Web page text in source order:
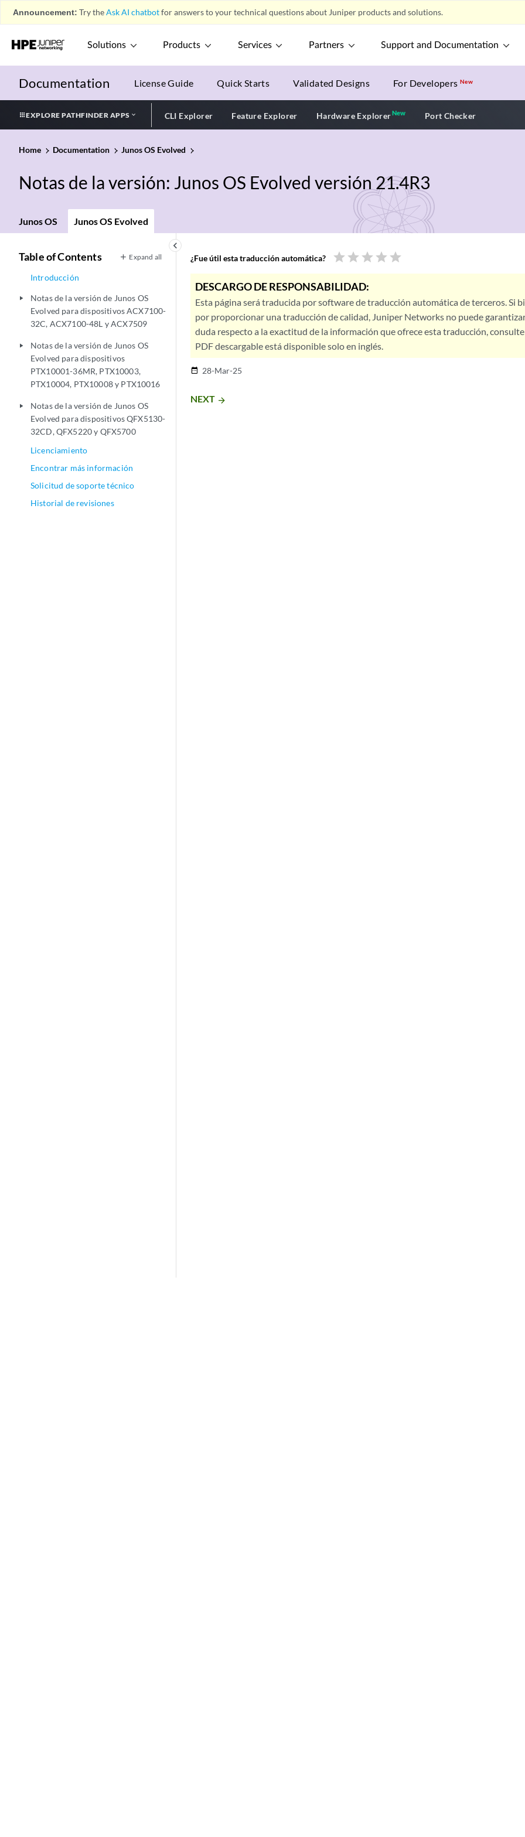
Announcement: Try theAsk AI chatbotfor answers to your technical questions about Juniper products and solutions.
Solutions Products Services Partners Support and Documentation
Documentation License Guide Quick Starts Validated Designs For DevelopersNew
EXPLORE PATHFINDER APPS CLI Explorer Feature Explorer Hardware ExplorerNewNew application
Port Checker
Home Documentation Junos OS Evolved
Notas de la versión: Junos OS Evolved versión 21.4R3
Junos OS Junos OS Evolved
keyboard_arrow_left
Table of Contents Expand all
Introducción
play_arrow
Notas de la versión de Junos OS
Evolved para dispositivos ACX7100-
32C, ACX7100-48L y ACX7509
play_arrow
Notas de la versión de Junos OS
Evolved para dispositivos
PTX10001-36MR, PTX10003,
PTX10004, PTX10008 y PTX10016
play_arrow
Notas de la versión de Junos OS
Evolved para dispositivos QFX5130-
32CD, QFX5220 y QFX5700
Licenciamiento
Encontrar más información
Solicitud de soporte técnico
Historial de revisiones
¿Fue útil esta traducción automática? star star star star star
DESCARGO DE RESPONSABILIDAD:
Esta página será traducida por software de traducción automática de terceros. Si
por proporcionar una traducción de calidad, Juniper Networks no puede
duda respecto a la exactitud de la información que ofrece esta traducción,
PDF descargable está disponible solo en inglés.
date_range 28-Mar-25
NEXT arrow_forward